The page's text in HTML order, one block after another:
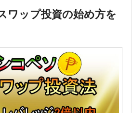
ワップ投資の始め方を